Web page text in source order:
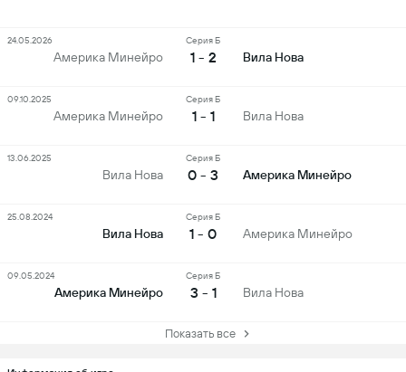
Америка Минейро
Серия Б
1 - 2 Вила Нова
24.05.2026
Америка Минейро
Серия Б
1 - 1 Вила Нова
09.10.2025
Вила Нова
Серия Б
0 - 3 Америка Минейро
13.06.2025
Вила Нова
Серия Б
1 - 0 Америка Минейро
25.08.2024
Америка Минейро
Серия Б
3 - 1 Вила Нова
09.05.2024
Показать все